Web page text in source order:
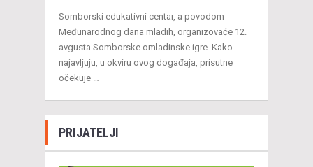
Somborski edukativni centar, a povodom
Međunarodnog dana mladih, organizovaće 12.
avgusta Somborske omladinske igre. Kako
najavljuju, u okviru ovog događaja, prisutne
očekuje …
PRIJATELJI